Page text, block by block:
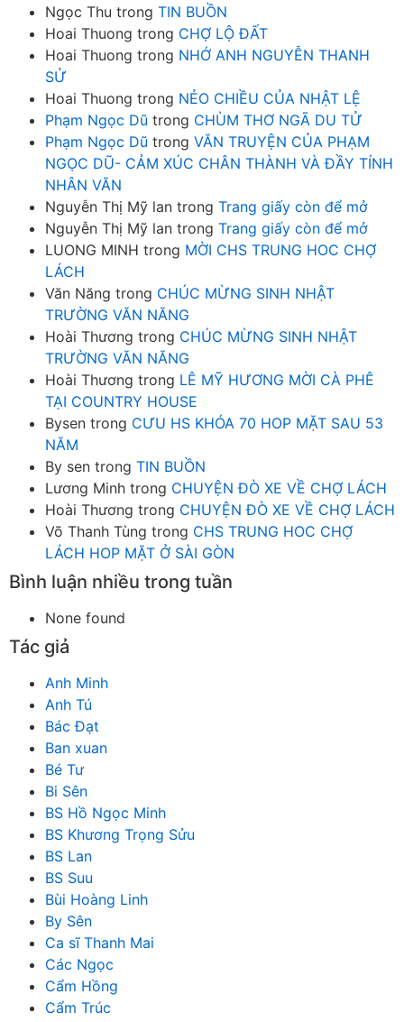
Ngọc Thu trong TIN BUỒN
Hoai Thuong trong CHỢ LỘ ĐẤT
Hoai Thuong trong NHỚ ANH NGUYỄN THANH
SỬ
Hoai Thuong trong NẺO CHIỀU CỦA NHẬT LỆ
Phạm Ngọc Dũ trong CHÙM THƠ NGÃ DU TỬ
Phạm Ngọc Dũ trong VĂN TRUYỆN CỦA PHẠM
NGỌC DŨ- CẢM XÚC CHÂN THÀNH VÀ ĐẦY TÍNH
NHÂN VĂN
Nguyễn Thị Mỹ lan trong Trang giấy còn để mở
Nguyễn Thị Mỹ lan trong Trang giấy còn để mở
LUONG MINH trong MỜI CHS TRUNG HOC CHỢ
LÁCH
Văn Năng trong CHÚC MỪNG SINH NHẬT
TRƯỜNG VĂN NĂNG
Hoài Thương trong CHÚC MỪNG SINH NHẬT
TRƯỜNG VĂN NĂNG
Hoài Thương trong LÊ MỸ HƯƠNG MỜI CÀ PHÊ
TẠI COUNTRY HOUSE
Bysen trong CƯU HS KHÓA 70 HOP MẶT SAU 53
NĂM
By sen trong TIN BUỒN
Lương Minh trong CHUYỆN ĐÒ XE VỀ CHỢ LÁCH
Hoài Thương trong CHUYỆN ĐÒ XE VỀ CHỢ LÁCH
Võ Thanh Tùng trong CHS TRUNG HOC CHỢ
LÁCH HOP MẶT Ở SÀI GÒN
Bình luận nhiều trong tuần
None found
Tác giả
Anh Minh
Anh Tú
Bác Đạt
Ban xuan
Bé Tư
Bi Sên
BS Hồ Ngọc Minh
BS Khương Trọng Sửu
BS Lan
BS Suu
Bùi Hoàng Linh
By Sên
Ca sĩ Thanh Mai
Các Ngọc
Cẩm Hồng
Cẩm Trúc